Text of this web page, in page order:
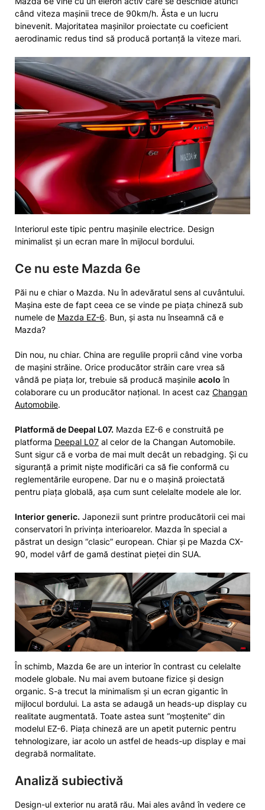
când viteza mașinii trece de 90km/h. Ăsta e un lucru
binevenit. Majoritatea mașinilor proiectate cu coeficient
aerodinamic redus tind să producă portanță la viteze mari.
Interiorul este tipic pentru mașinile electrice. Design
minimalist și un ecran mare în mijlocul bordului.
Ce nu este Mazda 6e
Păi nu e chiar o Mazda. Nu în adevăratul sens al cuvântului.
Mașina este de fapt ceea ce se vinde pe piața chineză sub
numele de Mazda EZ-6. Bun, și asta nu înseamnă că e
Mazda?
Din nou, nu chiar. China are regulile proprii când vine vorba
de mașini străine. Orice producător străin care vrea să
vândă pe piața lor, trebuie să producă mașinile acolo în
colaborare cu un producător național. In acest caz Changan
Automobile.
Platformă de Deepal L07. Mazda EZ-6 e construită pe
platforma Deepal L07 al celor de la Changan Automobile.
Sunt sigur că e vorba de mai mult decât un rebadging. Și cu
siguranță a primit niște modificări ca să fie conformă cu
reglementările europene. Dar nu e o mașină proiectată
pentru piața globală, așa cum sunt celelalte modele ale lor.
Interior generic. Japonezii sunt printre producătorii cei mai
conservatori în privința interioarelor. Mazda în special a
păstrat un design “clasic” european. Chiar și pe Mazda CX-
90, model vârf de gamă destinat pieței din SUA.
În schimb, Mazda 6e are un interior în contrast cu celelalte
modele globale. Nu mai avem butoane fizice și design
organic. S-a trecut la minimalism și un ecran gigantic în
mijlocul bordului. La asta se adaugă un heads-up display cu
realitate augmentată. Toate astea sunt “moștenite” din
modelul EZ-6. Piața chineză are un apetit puternic pentru
tehnologizare, iar acolo un astfel de heads-up display e mai
degrabă normalitate.
Analiză subiectivă
Design-ul exterior nu arată rău. Mai ales având în vedere ce